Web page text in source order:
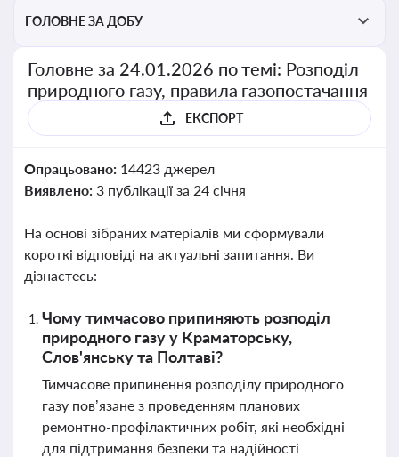
ГОЛОВНЕ ЗА ДОБУ
Головне за 24.01.2026 по темі: Розподіл
природного газу, правила газопостачання
ЕКСПОРТ
Опрацьовано: 14423 джерел
Виявлено: 3 публікації за 24 січня
На основі зібраних матеріалів ми сформували
короткі відповіді на актуальні запитання. Ви
дізнаєтесь:
Чому тимчасово припиняють розподіл
природного газу у Краматорську,
Слов'янську та Полтаві?
Тимчасове припинення розподілу природного
газу пов’язане з проведенням планових
ремонтно-профілактичних робіт, які необхідні
для підтримання безпеки та надійності